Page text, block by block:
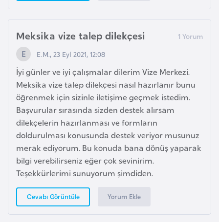
Meksika vize talep dilekçesi
E.M., 23 Eyl 2021, 12:08
İyi günler ve iyi çalışmalar dilerim Vize Merkezi.
Meksika vize talep dilekçesi nasıl hazırlanır bunu
öğrenmek için sizinle iletişime geçmek istedim.
Başvurular sırasında sizden destek alırsam
dilekçelerin hazırlanması ve formların
doldurulması konusunda destek veriyor musunuz
merak ediyorum. Bu konuda bana dönüş yaparak
bilgi verebilirseniz eğer çok sevinirim.
Teşekkürlerimi sunuyorum şimdiden.
Cevabı Görüntüle Yorum Ekle
n
i
s
a
n
E
s
t
o
n
y
a
E
t